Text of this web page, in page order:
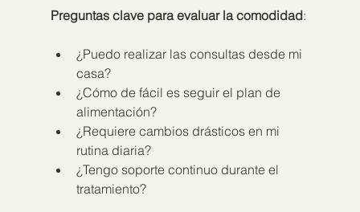
Preguntas clave para evaluar la comodidad:
¿Puedo realizar las consultas desde mi
casa?
¿Cómo de fácil es seguir el plan de
alimentación?
¿Requiere cambios drásticos en mi
rutina diaria?
¿Tengo soporte continuo durante el
tratamiento?